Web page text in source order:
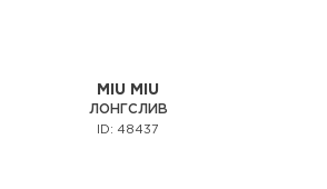
MIU MIU
ЛОНГСЛИВ
ID: 48437